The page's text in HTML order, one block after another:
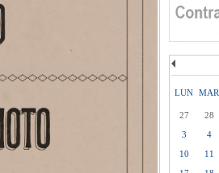
LUN MAR
27 28
3
4
10
11